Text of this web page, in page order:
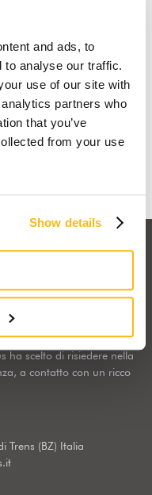
and ads, to
to analyse our traffic.
use of our site with
partners who
that you’ve
from your use
Show details
in legno
Wolf System,
di edifici e
ha scelto di risiedere nella
a contatto con un ricco
Trens (BZ) Italia